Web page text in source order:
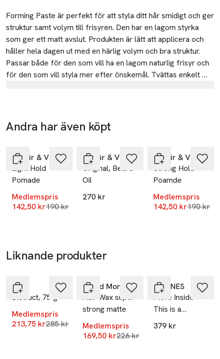
Beskrivning
Forming Paste är perfekt för att styla ditt hår smidigt och ger
struktur samt volym till frisyren. Den har en lagom styrka
som ger ett matt avslut. Produkten är lätt att applicera och
håller hela dagen ut med en härlig volym och bra struktur.
Passar både för den som vill ha en lagom naturlig frisyr och
för den som vill styla mer efter önskemål. Tvättas enkelt
Finlandsgatan 12
16474 Kista
E-post
contact@bazgirveljkovic.com
Mobilnummer
SKU: 66003125
Andra har även köpt
Bazgir & Veljkovic
Light Hold
Pomade
Medlemspris
142,50 krLägsta pris 30 dagar
190 kr
Bazgir & Veljkovic
Original, Beard
Oil
270 kr
Bazgir & Veljkovic
Strong Hold
Poamde
Medlemspris
142,50 krLägsta
190 kr
Liknande produkter
D:Fi
D:struct, 75 g
Medlemspris
213,75 krLägsta pris 30 dagar
285 kr
Beard Monkey
Hair Wax super
strong matte
Medlemspris
169,50 krLägsta pris 30 dagar
226 kr
DAVINES
More Inside
This is a
Medium hold
379 kr